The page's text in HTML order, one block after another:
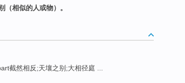
相似的人或物）。
截然相反;天壤之别;大相径庭 ...